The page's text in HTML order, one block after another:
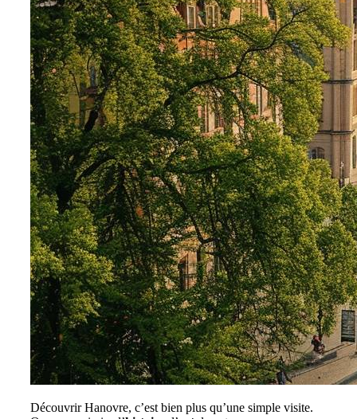
Découvrir Hanovre, c’est bien plus qu’une simple visite.